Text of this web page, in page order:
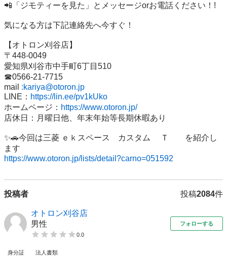
📲「ジモティーを見た」とメッセージorお電話ください！!
気になる方は下記連絡先へ今すぐ！
【オトロン刈谷店】
〒448-0049
愛知県刈谷市中手町6丁目510
☎0566‐21‐7715
mail :kariya@otoron.jp
LINE： https://lin.ee/pv1kUko
ホームページ： https://www.otoron.jp/
店休日：月曜日他、年末年始等長期休暇あり
✨🚗今回は三菱 ｅｋスペース　カスタム 　Ｔ　　を紹介し
https://www.otoron.jp/lists/detail?carno=051592
投稿者 投稿2084件
オトロン刈谷店
男性
0.0
フォローする
身分証 法人書類